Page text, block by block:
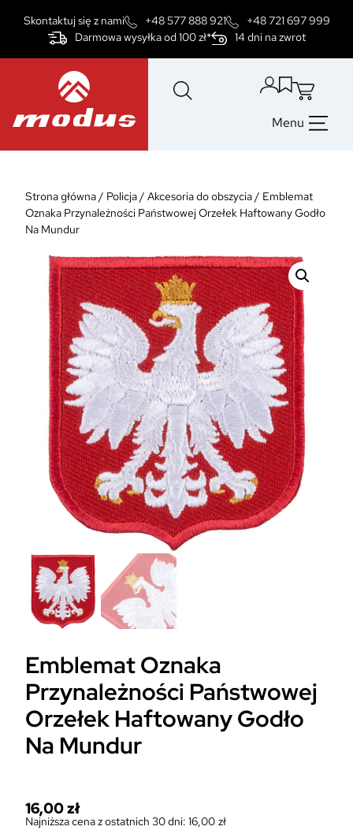
Skontaktuj się z nami +48 577 888 921
+48 721 697 999
Darmowa wysyłka od 100 zł*
14 dni na zwrot
Menu
Strona główna/ Policja/ Akcesoria do obszycia/ Emblemat
Oznaka Przynależności Państwowej Orzełek Haftowany Godło
Na Mundur
Emblemat Oznaka
Przynależności Państwowej
Orzełek Haftowany Godło
Na Mundur
16,00zł
Najniższa cena z ostatnich 30 dni: 16,00 zł